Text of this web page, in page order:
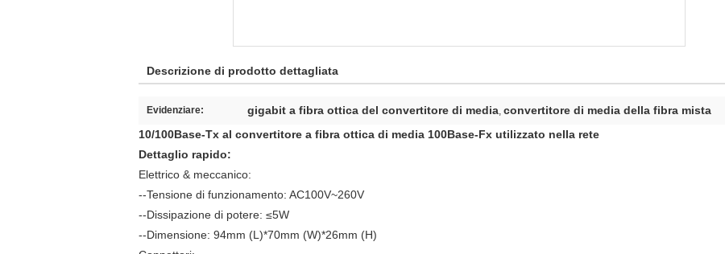
Descrizione di prodotto dettagliata
Evidenziare: gigabit a fibra ottica del convertitore di media, convertitore di media della fibra mista
10/100Base-Tx al convertitore a fibra ottica di media 100Base-Fx utilizzato nella rete
Dettaglio rapido:
Elettrico & meccanico:
--Tensione di funzionamento: AC100V~260V
--Dissipazione di potere: ≤5W
--Dimensione: 94mm (L)*70mm (W)*26mm (H)